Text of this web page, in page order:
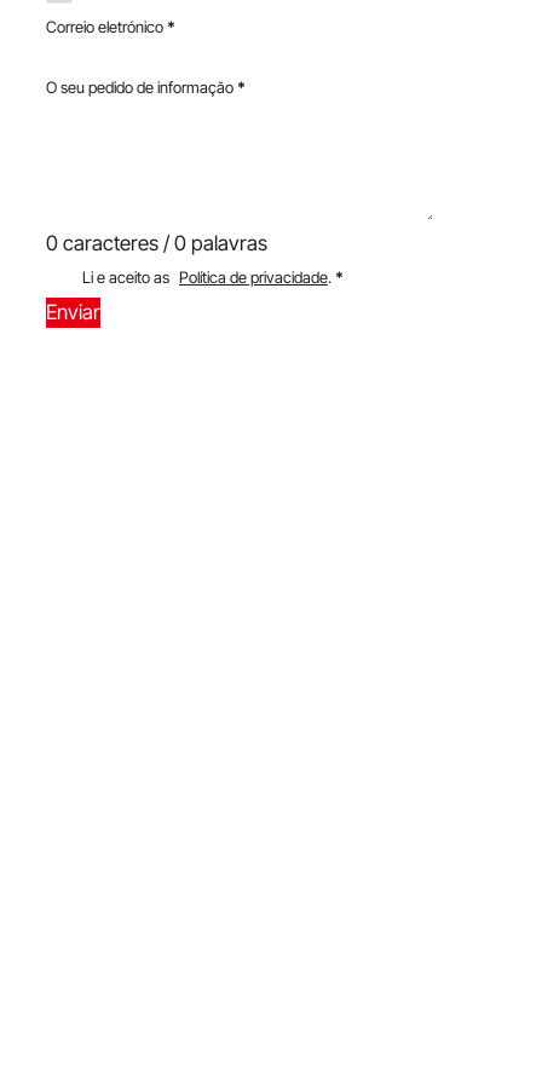
Correio eletrónico *
O seu pedido de informação *
0 caracteres / 0 palavras
Li e aceito as Política de privacidade. *
Enviar